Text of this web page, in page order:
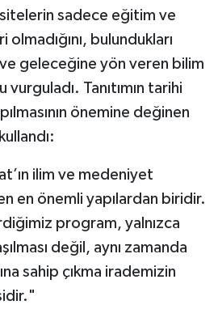
sadece eğitim ve
bulundukları
geleceğine yön veren bilim
Tanıtımın tarihi
önemine değinen
ilim ve medeniyet
en önemli yapılardan biridir.
program, yalnızca
değil, aynı zamanda
sahip çıkma irademizin